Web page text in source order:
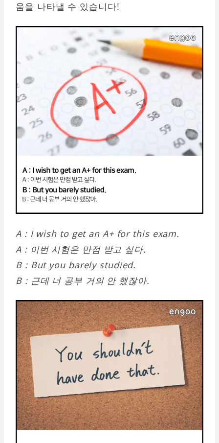
움을 나타낼 수 있습니다!
A : I wish to get an A+ for this exam.
A : 이번 시험은 만점 받고 싶다.
B : But you barely studied.
B : 근데 너 공부 거의 안 했잖아.